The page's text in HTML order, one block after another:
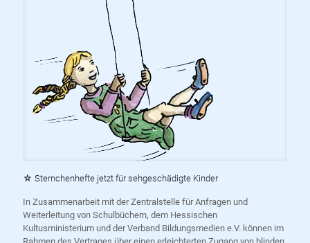
☆ Sternchenhefte jetzt für sehgeschädigte Kinder
In Zusammenarbeit mit der Zentralstelle für Anfragen und
Weiterleitung von Schulbüchern, dem Hessischen
Kultusministerium und der Verband Bildungsmedien e.V. können im